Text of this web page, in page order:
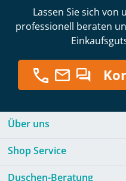
Lassen Sie sich
professionell beraten
Über uns
Shop Service
Duschen-Beratung